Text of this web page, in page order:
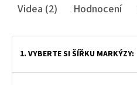
Videa (2)
Hodnocení
1. VYBERTE SI ŠÍŘKU MARKÝZY: